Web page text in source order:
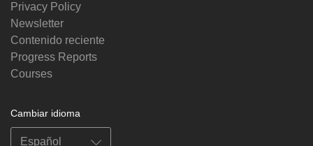
Privacy Policy
Newsletter
Contenido reciente
Progress Reports
Courses
Cambiar idioma